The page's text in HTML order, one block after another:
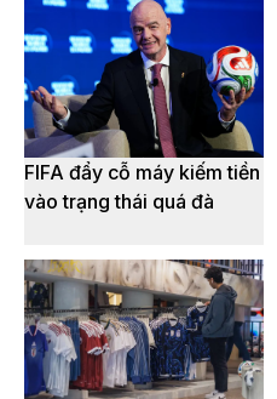
FIFA đẩy cỗ máy kiếm tiền
vào trạng thái quá đà